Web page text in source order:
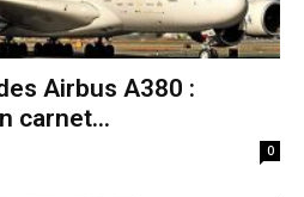
Airbus A380 :
carnet...
0